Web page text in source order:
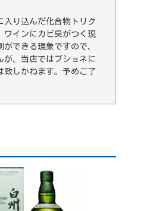
入り込んだ化合物トリク
ワインにカビ臭がつく現
できる現象ですので、
が、当店ではブショネに
致しかねます。予めご了